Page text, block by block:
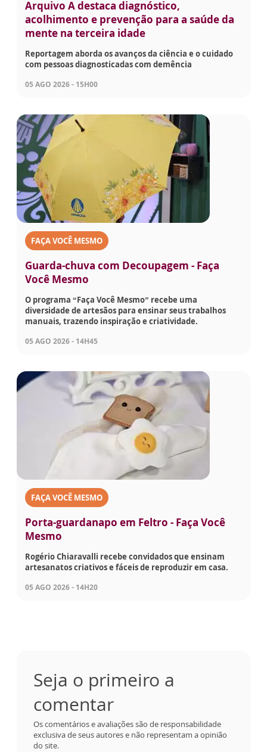
Arquivo A destaca diagnóstico,
acolhimento e prevenção para a saúde da
mente na terceira idade
Reportagem aborda os avanços da ciência e o cuidado
com pessoas diagnosticadas com demência
05 AGO 2026 - 15H00
FAÇA VOCÊ MESMO
Guarda-chuva com Decoupagem - Faça
Você Mesmo
O programa “Faça Você Mesmo” recebe uma
diversidade de artesãos para ensinar seus trabalhos
manuais, trazendo inspiração e criatividade.
05 AGO 2026 - 14H45
FAÇA VOCÊ MESMO
Porta-guardanapo em Feltro - Faça Você
Mesmo
Rogério Chiaravalli recebe convidados que ensinam
artesanatos criativos e fáceis de reproduzir em casa.
05 AGO 2026 - 14H20
Seja o primeiro a
comentar
Os comentários e avaliações são de responsabilidade
exclusiva de seus autores e não representam a opinião
do site.